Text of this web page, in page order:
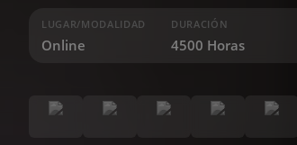
LUGAR/MODALIDAD
Online
DURACIÓN
4500 Horas